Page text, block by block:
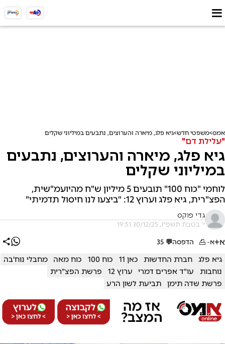
אמס משפטי חדש גיא פלג, מיארה והערוצים, נתבעים במיליוני שקלים
"עלילת דם"
גיא פלג, מיארה והערוצים, נתבעים
במיליוני שקלים
לוחמי "כוח 100" תובעים 5 מיליון ש"ח מהיועמ"שית,
הפצ"רית, גיא פלג וערוץ 12: "ביצעו לנו חיסול תדמיתי"
גדי פוקס
י' בטבת תשפ"ו, 30/12/25 19:51
א+א- הדפסה💬
35
גיא פלג חברת החדשות כאן 11 כוח 100 כוח מאה
מחבלי נוח'בה
נוחבות
עו"ד אפרים דמרי ערוץ 12
פרשת הפצ"רית
פרשת שדה תימן
תביעת לשון הרע